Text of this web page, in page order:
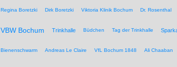
Regina Boretzki Dirk Boretzki Viktoria Klinik Bochum Dr. Rosenthal
VBW Bochum Trinkhalle Büdchen Tag der Trinkhalle
Bienenschwarm Andreas Le Claire VfL Bochum 1848 Ali Chaaban